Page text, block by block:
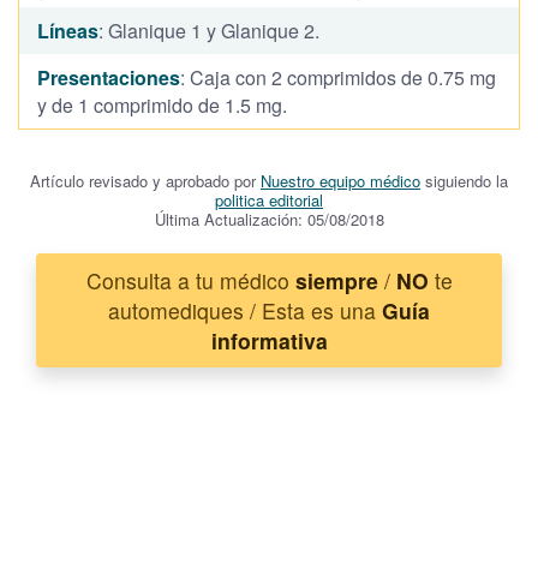
Líneas: Glanique 1 y Glanique 2.
Presentaciones: Caja con 2 comprimidos de 0.75 mg
y de 1 comprimido de 1.5 mg.
Artículo revisado y aprobado por Nuestro equipo médico siguiendo la
politica editorial
Última Actualización: 05/08/2018
Consulta a tu médico siempre/ NO te
automediques / Esta es una Guía
informativa